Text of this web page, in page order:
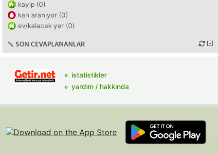
kayıp (0)
kan aranıyor (0)
ev/kalacak yer (0)
SON CEVAPLANANLAR
istatistikler
yardım / hakkında